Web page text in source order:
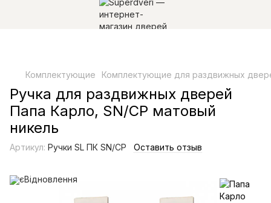
Комплектующие Комплектующие для раздвижных
Ручка для раздвижных дверей
Папа Карло, SN/CP матовый
никель
Артикул: Ручки SL ПК SN/CP Оставить отзыв